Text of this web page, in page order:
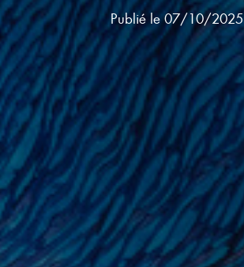
Publié le07/10/2025